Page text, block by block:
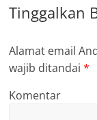
Tinggalkan
Alamat email
wajib ditandai*
Komentar